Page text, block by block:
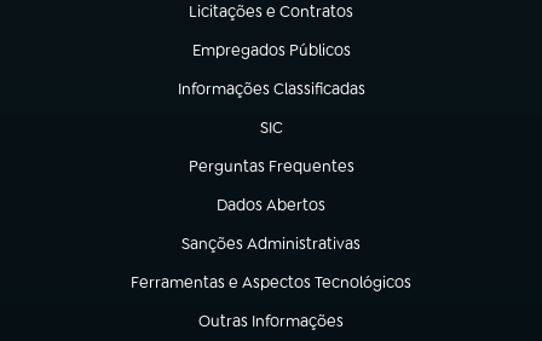
Licitações e Contratos
(abre em nova aba)
Empregados Públicos
(abre em nova aba)
Informações Classificadas
(abre em nova aba)
SIC
(abre em nova aba)
Perguntas Frequentes
(abre em nova aba)
Dados Abertos
(abre em nova aba)
Sanções Administrativas
(abre em nova aba)
Ferramentas e Aspectos Tecnológicos
(abre em nova aba)
Outras Informações
(abre em nova aba)